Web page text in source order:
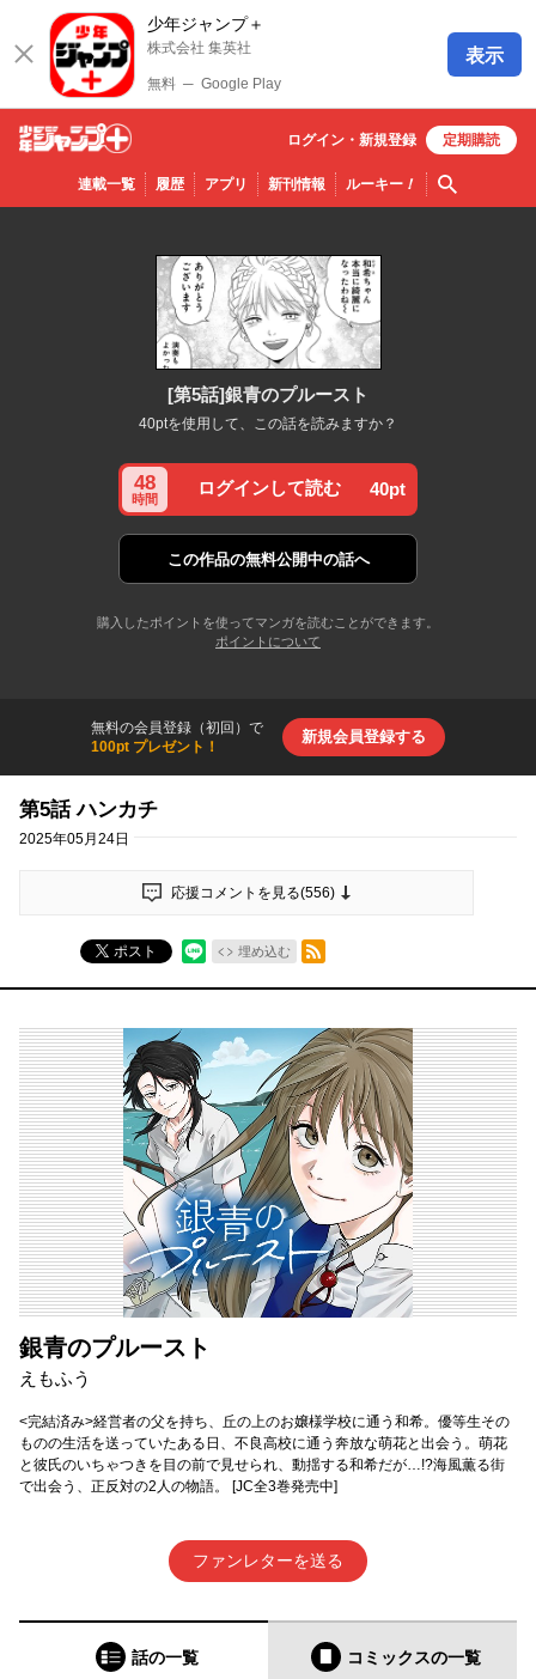
少年ジャンプ＋
株式会社 集英社
無料 ─ Google Play
表示
少年ジ
ャンプ
連載一覧 履歴 アプリ 新刊情報 ルーキー！ 検索
ログイン・ 新規登録 定期購読
[第5話]銀青のプルースト
40ptを使用して、この話を読みますか？
48
時間
ログインして読む 40pt
この作品の無料公開中の話へ
購入したポイントを使ってマンガを読むことができます。
ポイントについて
無料の会員登録（初回）で
100pt プレゼント！
新規会員登録する
第5話 ハンカチ
2025年05月24日
応援コメントを見る(556)
ポスト 埋め込む
RSSフィード
銀青のプルースト
えもふう
<完結済み>経営者の父を持ち、丘の上のお嬢様学校に通う和希。優等生その
ものの生活を送っていたある日、不良高校に通う奔放な萌花と出会う。萌花
と彼氏のいちゃつきを目の前で見せられ、動揺する和希だが…!?海風薫る街
で出会う、正反対の2人の物語。 [JC全3巻発売中]
ファンレターを送る
話の一覧 コミックスの一覧